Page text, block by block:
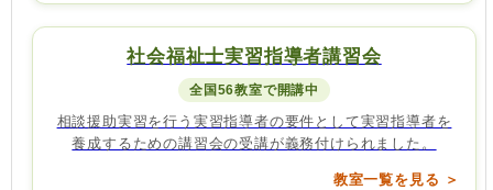
社会福祉士実習指導者講習会
全国56教室で開講中
相談援助実習を行う実習指導者の要件として実習指導者を
養成するための講習会の受講が義務付けられました。
教室一覧を見る ＞